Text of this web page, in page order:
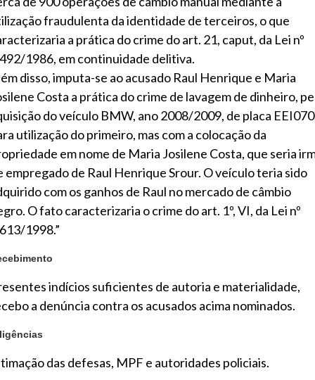
fraudulenta da identidade de terceiros, o que
a prática do crime do art. 21, caput, da Lei nº
1986, em continuidade delitiva.
disso, imputa-se ao acusado Raul Henrique e Maria
Costa a prática do crime de lavagem de dinheiro,
do veículo BMW, ano 2008/2009, de placa
utilização do primeiro, mas com a colocação da
em nome de Maria Josilene Costa, que seria
empregado de Raul Henrique Srour. O veículo teria sido
com os ganhos de Raul no mercado de câmbio
O fato caracterizaria o crime do art. 1º, VI, da Lei nº
1998.”
indícios suficientes de autoria e materialidade,
a denúncia contra os acusados acima nominados.
das defesas, MPF e autoridades policiais.